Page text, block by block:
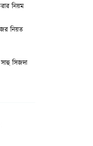
নিয়ম
নিয়ত
সিজদা